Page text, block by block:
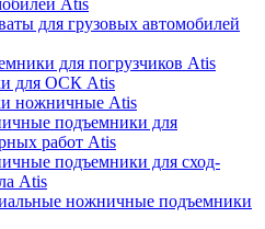
для грузовых автомобилей
для погрузчиков Atis
для ОСК Atis
ножничные Atis
подъемники для
работ Atis
подъемники для сход-
Atis
ножничные подъемники